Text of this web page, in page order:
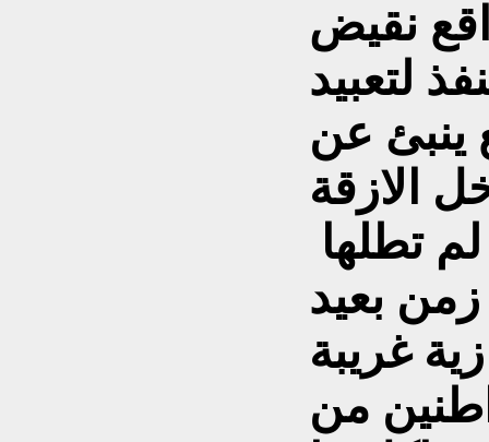
لتعبيد
ينبئ عن
الازقة
تطلها
غريبة
من